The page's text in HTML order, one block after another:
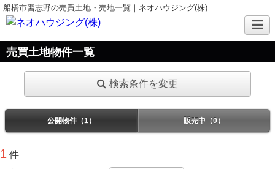
船橋市習志野の売買土地・売地一覧｜ネオハウジング(株)
売買土地物件一覧
検索条件を変更
公開物件（1） 販売中（0）
1 件